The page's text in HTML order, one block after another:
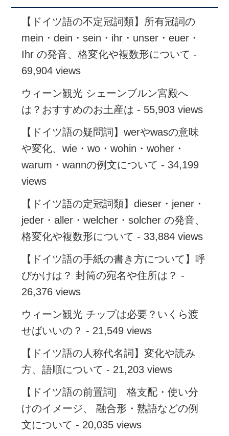
【ドイツ語の不定冠詞類】所有冠詞の
mein・dein・sein・ihr・unser・euer・
Ihr の発音、格変化や複数形について -
69,904 views
ウィーン観光 シェーンブルン宮殿へ
は？おすすめのお土産は - 55,903 views
【ドイツ語の疑問詞】werやwasの意味
や変化、wie・wo・wohin・woher・
warum・wannの例文について - 34,199
views
【ドイツ語の定冠詞類】dieser・jener・
jeder・aller・welcher・solcher の発音、
格変化や複数形について - 33,884 views
【ドイツ語の手紙の書き方について】呼
びかけは？ 封筒の宛名や住所は？ -
26,376 views
ウィーン観光 チップは必要？いくら渡
せばいいの？ - 21,549 views
【ドイツ語の人称代名詞】変化や読み
方、語順について - 21,203 views
【ドイツ語の前置詞] 格支配・使い分
けのイメージ、 融合形・熟語などの例
文について - 20,035 views